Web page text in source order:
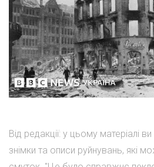
Від редакції: у цьому матеріалі
знімки та описи руйнувань, які